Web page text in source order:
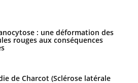
: une déformation des
rouges aux conséquences
de Charcot (Sclérose latérale